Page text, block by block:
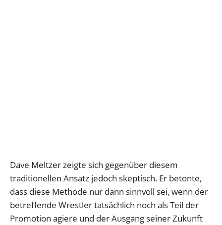
Dave Meltzer zeigte sich gegenüber diesem
traditionellen Ansatz jedoch skeptisch. Er betonte,
dass diese Methode nur dann sinnvoll sei, wenn der
betreffende Wrestler tatsächlich noch als Teil der
Promotion agiere und der Ausgang seiner Zukunft